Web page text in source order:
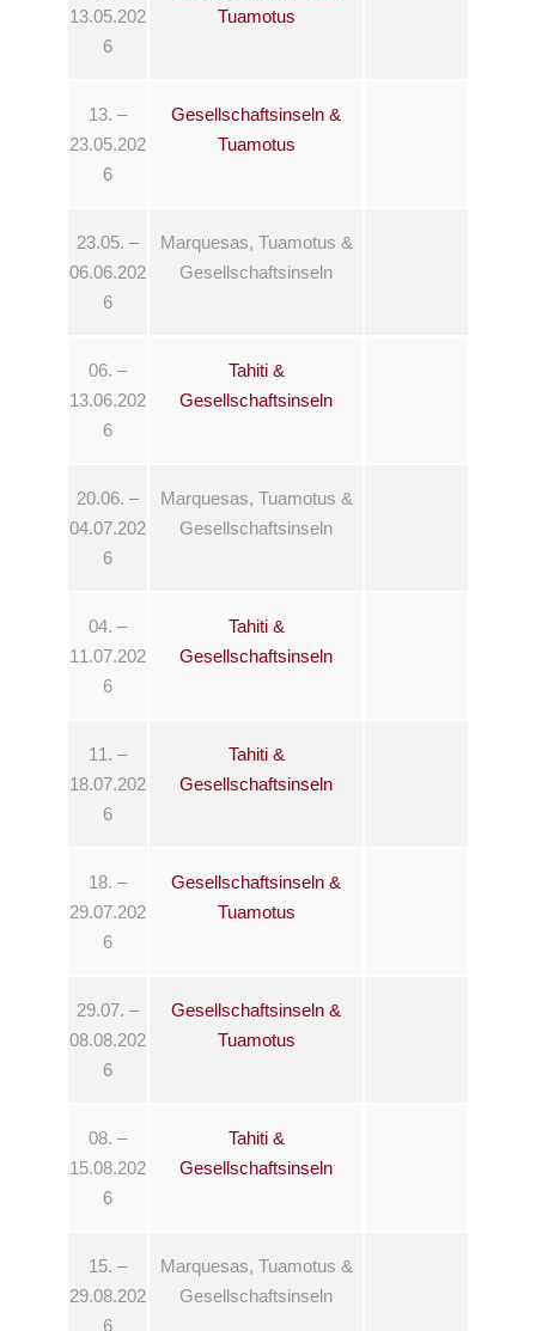
13.05.202
6
Tuamotus
13. –
23.05.202
6
Gesellschaftsinseln &
Tuamotus
23.05. –
06.06.202
6
Marquesas, Tuamotus &
Gesellschaftsinseln
06. –
13.06.202
6
Tahiti &
Gesellschaftsinseln
20.06. –
04.07.202
6
Marquesas, Tuamotus &
Gesellschaftsinseln
04. –
11.07.202
6
Tahiti &
Gesellschaftsinseln
11. –
18.07.202
6
Tahiti &
Gesellschaftsinseln
18. –
29.07.202
6
Gesellschaftsinseln &
Tuamotus
29.07. –
08.08.202
6
Gesellschaftsinseln &
Tuamotus
08. –
15.08.202
6
Tahiti &
Gesellschaftsinseln
15. –
29.08.202
6
Marquesas, Tuamotus &
Gesellschaftsinseln